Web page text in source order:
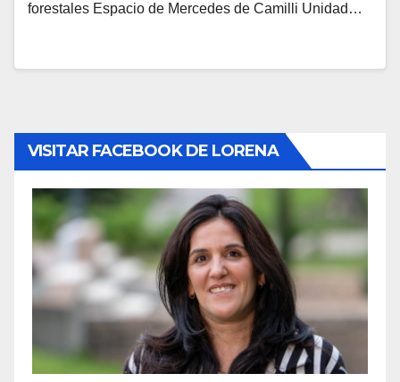
forestales Espacio de Mercedes de Camilli Unidad…
VISITAR FACEBOOK DE LORENA